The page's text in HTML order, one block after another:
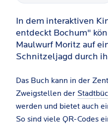
In dem interaktiven
entdeckt Bochum"
Maulwurf Moritz auf
Schnitzeljagd durch
Das Buch kann in der
Zweigstellen der
werden und bietet auch
So sind viele QR-Codes